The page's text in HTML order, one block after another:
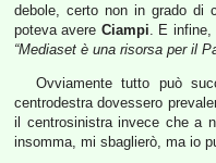
debole, certo non in grado di
poteva avere Ciampi. E infine,
“Mediaset è una risorsa per il
Ovviamente tutto può
centrodestra dovessero
il centrosinistra invece che a
insomma, mi sbaglierò, ma io